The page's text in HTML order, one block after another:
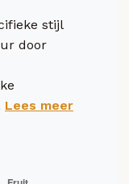
stijl
door
Lees meer